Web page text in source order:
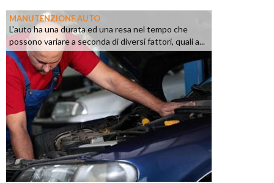
MANUTENZIONE AUTO
L'auto ha una durata ed una resa nel tempo che
possono variare a seconda di diversi fattori, quali a...